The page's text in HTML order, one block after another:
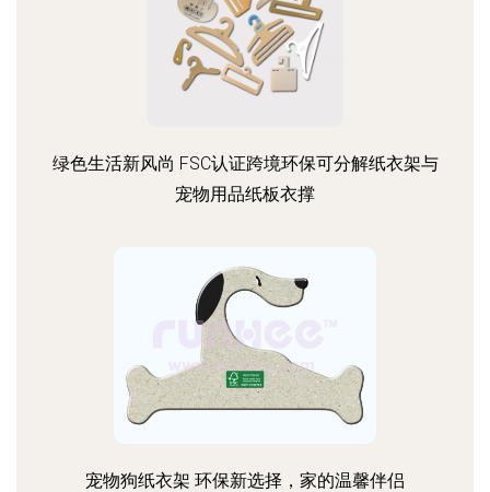
绿色生活新风尚 FSC认证跨境环保可分解纸衣架与
宠物用品纸板衣撑
宠物狗纸衣架 环保新选择，家的温馨伴侣